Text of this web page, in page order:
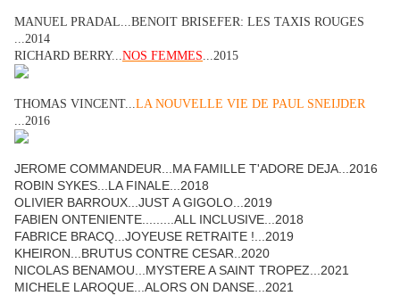
MANUEL PRADAL...BENOIT BRISEFER: LES TAXIS ROUGES
...2014
RICHARD BERRY...NOS FEMMES...2015
THOMAS VINCENT...LA NOUVELLE VIE DE PAUL SNEIJDER
...2016
JEROME COMMANDEUR...MA FAMILLE T'ADORE DEJA...2016
ROBIN SYKES...LA FINALE...2018
OLIVIER BARROUX...JUST A GIGOLO...2019
FABIEN ONTENIENTE.........ALL INCLUSIVE...2018
FABRICE BRACQ...JOYEUSE RETRAITE !...2019
KHEIRON...BRUTUS CONTRE CESAR..2020
NICOLAS BENAMOU...MYSTERE A SAINT TROPEZ...2021
MICHELE LAROQUE...ALORS ON DANSE...2021